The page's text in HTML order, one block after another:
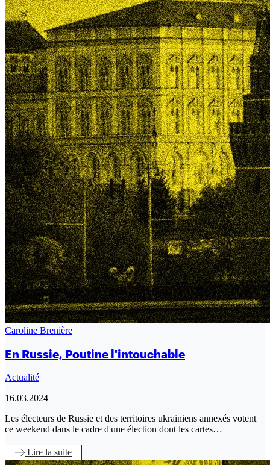
Caroline Brenière
En Russie, Poutine l'intouchable
Actualité
16.03.2024
Les électeurs de Russie et des territoires ukrainiens annexés votent
ce weekend dans le cadre d'une élection dont les cartes…
Lire la suite